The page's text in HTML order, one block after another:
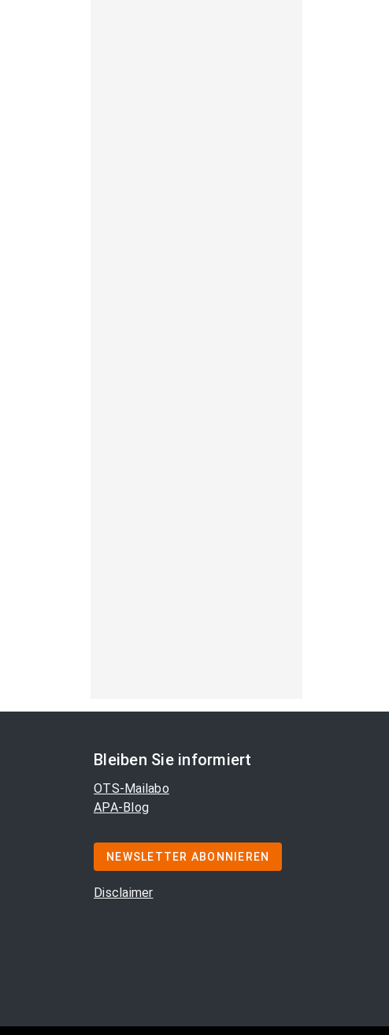
Bleiben Sie informiert
OTS-Mailabo
APA-Blog
NEWSLETTER ABONNIEREN
Disclaimer